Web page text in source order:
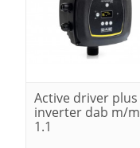
Active driver plus
inverter dab m/m
1.1